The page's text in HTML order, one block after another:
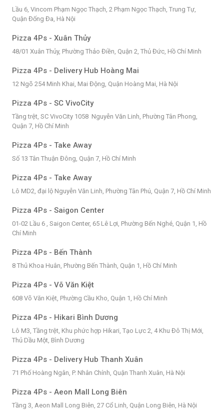
Lầu 6, Vincom Phạm Ngọc Thạch, 2 Phạm Ngọc Thạch, Trung Tự,
Quận Đống Đa, Hà Nội
Pizza 4Ps - Xuân Thủy
48/01 Xuân Thủy, Phường Thảo Điền, Quận 2, Thủ Đức, Hồ Chí Minh
Pizza 4Ps - Delivery Hub Hoàng Mai
12 Ngõ 254 Minh Khai, Mai Động, Quận Hoàng Mai, Hà Nội
Pizza 4Ps - SC VivoCity
Tầng trệt, SC VivoCity 1058 Nguyễn Văn Linh, Phường Tân Phong,
Quận 7, Hồ Chí Minh
Pizza 4Ps - Take Away
Số 13 Tân Thuận Đông, Quận 7, Hồ Chí Minh
Pizza 4Ps - Take Away
Lô MD2, đại lộ Nguyễn Văn Linh, Phường Tân Phú, Quận 7, Hồ Chí Minh
Pizza 4Ps - Saigon Center
01-02 Lầu 6 , Saigon Center, 65 Lê Lợi, Phường Bến Nghé, Quận 1, Hồ
Chí Minh
Pizza 4Ps - Bến Thành
8 Thủ Khoa Huân, Phường Bến Thành, Quận 1, Hồ Chí Minh
Pizza 4Ps - Võ Văn Kiệt
608 Võ Văn Kiệt, Phường Cầu Kho, Quận 1, Hồ Chí Minh
Pizza 4Ps - Hikari Bình Dương
Lô M3, Tầng trệt, Khu phức hợp Hikari, Tạo Lực 2, 4 Khu Đô Thị Mới,
Thủ Dầu Một, Bình Dương
Pizza 4Ps - Delivery Hub Thanh Xuân
71 Phố Hoàng Ngân, P. Nhân Chính, Quận Thanh Xuân, Hà Nội
Pizza 4Ps - Aeon Mall Long Biên
Tầng 3, Aeon Mall Long Biên, 27 Cổ Linh, Quận Long Biên, Hà Nội